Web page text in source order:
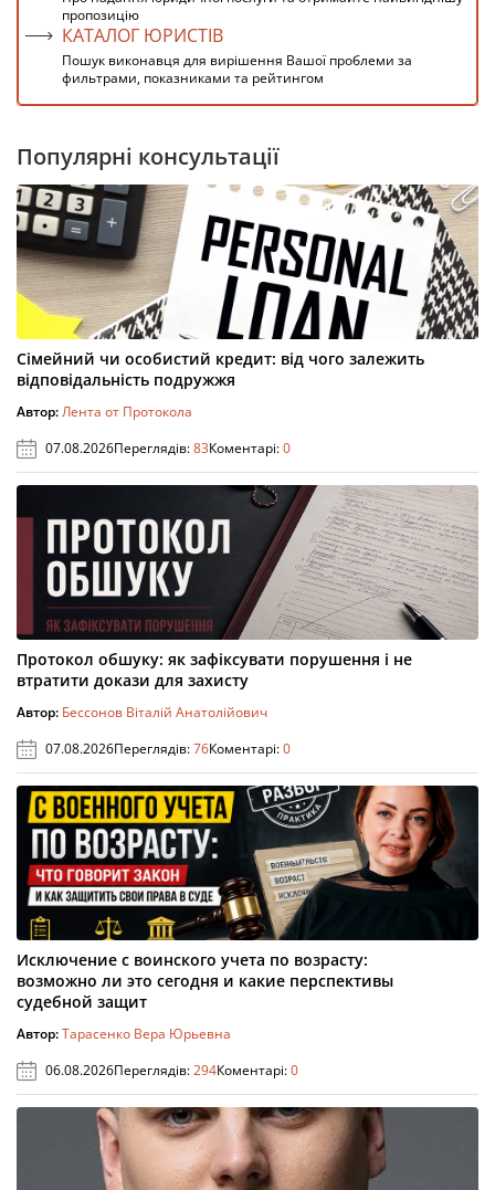
пропозицію
КАТАЛОГ ЮРИСТІВ
Пошук виконавця для вирішення Вашої проблеми за
фильтрами, показниками та рейтингом
Популярні консультації
Сімейний чи особистий кредит: від чого залежить
відповідальність подружжя
Автор:Лента от Протокола
07.08.2026Переглядів:83Коментарі:0
Протокол обшуку: як зафіксувати порушення і не
втратити докази для захисту
Автор: Бессонов Віталій Анатолійович
07.08.2026Переглядів:76Коментарі:0
Исключение с воинского учета по возрасту:
возможно ли это сегодня и какие перспективы
судебной защит
Автор:Тарасенко Вера Юрьевна
06.08.2026Переглядів:294Коментарі:0